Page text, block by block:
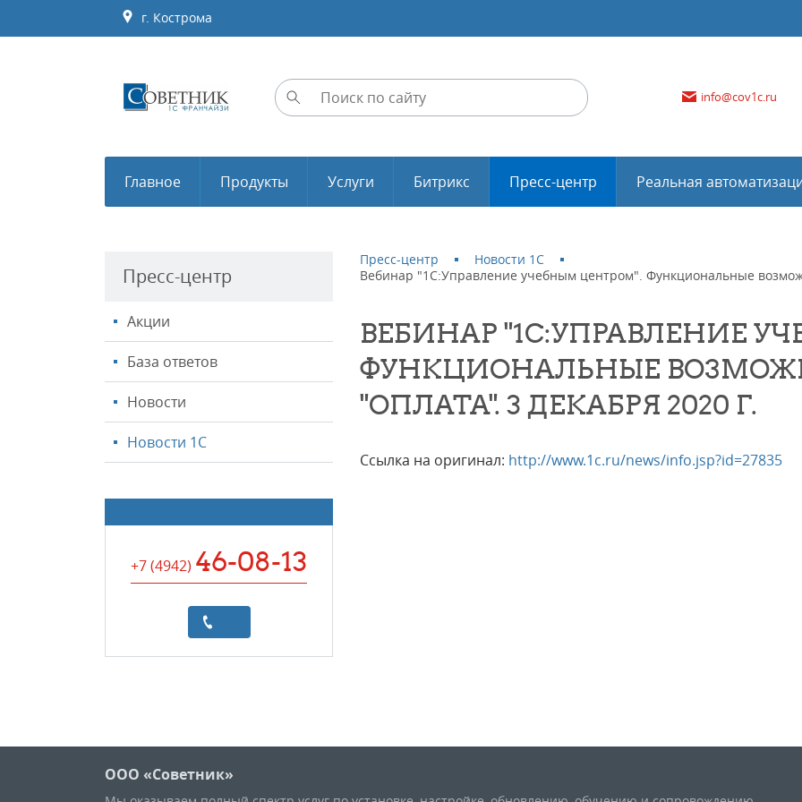
г. Кострома
info@cov1c.ru
Главное Продукты Услуги Битрикс Пресс-центр Реальная
Пресс-центр
Акции
База ответов
Новости
Новости 1С
+7 (4942) 46-08-13
Пресс-центр
Новости 1С
Вебинар "1С:Управление учебным центром". Функциональные
ВЕБИНАР "1С:УПРАВЛЕНИЕ
ФУНКЦИОНАЛЬНЫЕ
"ОПЛАТА". 3 ДЕКАБРЯ 2020 Г.
Ссылка на оригинал: http://www.1c.ru/news/info.jsp?id=27835
ООО «Советник»